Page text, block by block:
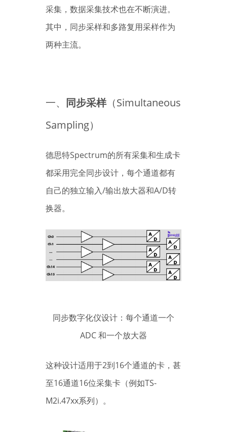
采集，数据采集技术也在不断演进。
其中，同步采样和多路复用采样作为
两种主流。
一、 同步采样（Simultaneous
Sampling）
德思特Spectrum的所有采集和生成卡
都采用完全同步设计，每个通道都有
自己的独立输入/输出放大器和A/D转
换器。
同步数字化仪设计：每个通道一个
ADC 和一个放大器
这种设计适用于2到16个通道的卡，甚
至16通道16位采集卡（例如TS-
M2i.47xx系列）。